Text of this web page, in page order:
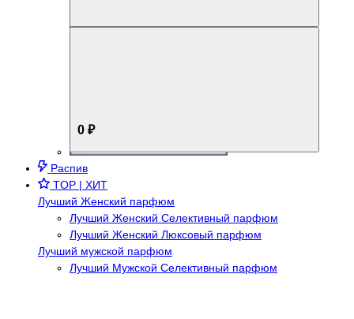
0 ₽
Распив
TOP | ХИТ
Лучший Женский парфюм
Лучший Женский Селективный парфюм
Лучший Женский Люксовый парфюм
Лучший мужской парфюм
Лучший Мужской Селективный парфюм